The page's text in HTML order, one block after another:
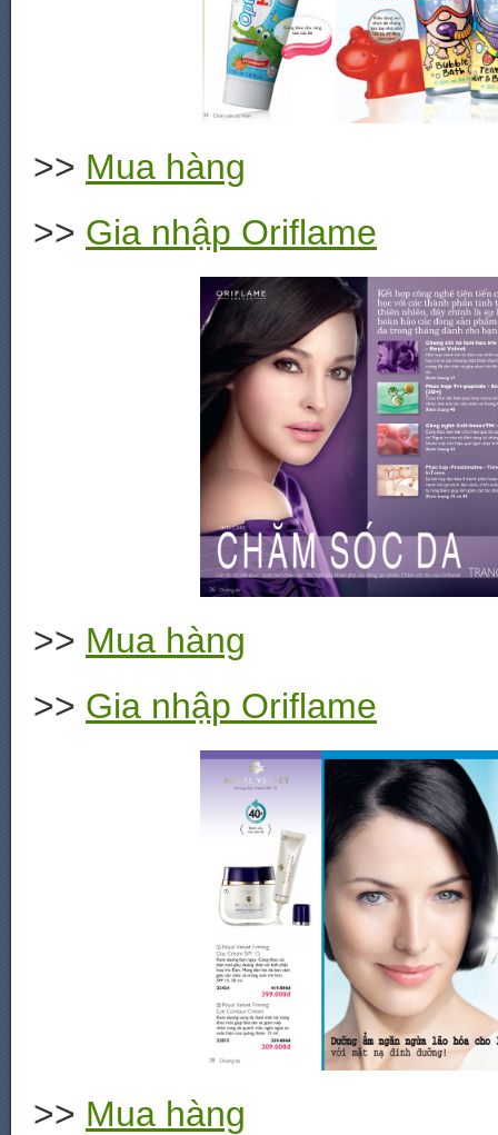
>> Mua hàng
>> Gia nhập Oriflame
>> Mua hàng
>> Gia nhập Oriflame
>> Mua hàng